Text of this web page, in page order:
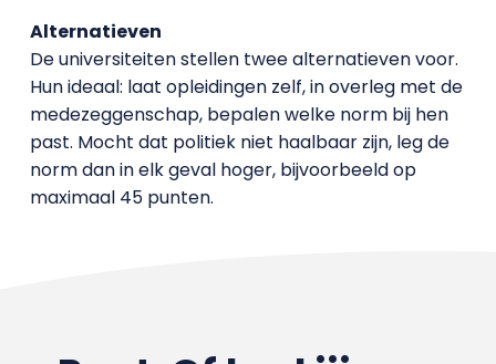
Alternatieven
De universiteiten stellen twee alternatieven voor.
Hun ideaal: laat opleidingen zelf, in overleg met de
medezeggenschap, bepalen welke norm bij hen
past. Mocht dat politiek niet haalbaar zijn, leg de
norm dan in elk geval hoger, bijvoorbeeld op
maximaal 45 punten.